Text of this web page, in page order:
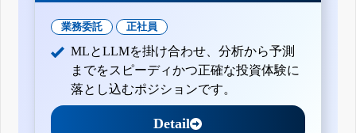
業務委託 正社員
MLとLLMを掛け合わせ、分析から予測
までをスピーディかつ正確な投資体験に
落とし込むポジションです。
Detail